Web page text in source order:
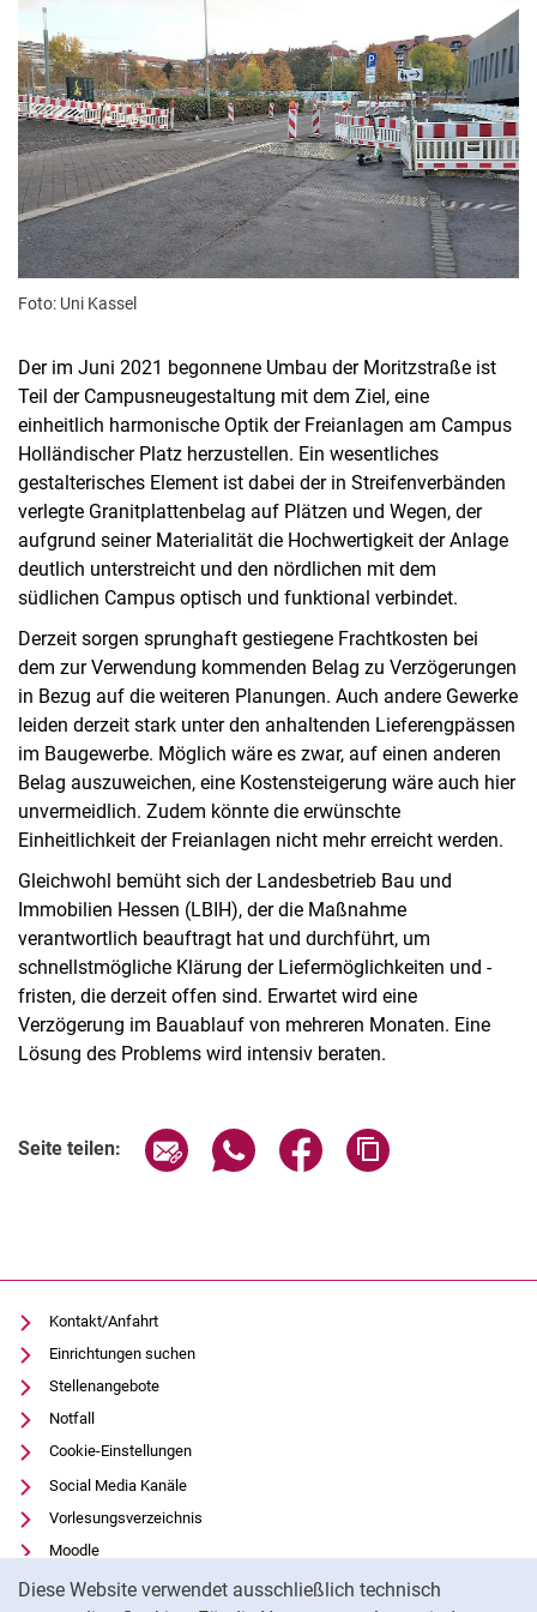
Diese Website verwendet ausschließlich technisch
Foto: Uni Kassel
Der im Juni 2021 begonnene Umbau der Moritzstraße ist
Teil der Campusneugestaltung mit dem Ziel, eine
einheitlich harmonische Optik der Freianlagen am Campus
Holländischer Platz herzustellen. Ein wesentliches
gestalterisches Element ist dabei der in Streifenverbänden
verlegte Granitplattenbelag auf Plätzen und Wegen, der
aufgrund seiner Materialität die Hochwertigkeit der Anlage
deutlich unterstreicht und den nördlichen mit dem
südlichen Campus optisch und funktional verbindet.
Derzeit sorgen sprunghaft gestiegene Frachtkosten bei
dem zur Verwendung kommenden Belag zu Verzögerungen
in Bezug auf die weiteren Planungen. Auch andere Gewerke
leiden derzeit stark unter den anhaltenden Lieferengpässen
im Baugewerbe. Möglich wäre es zwar, auf einen anderen
Belag auszuweichen, eine Kostensteigerung wäre auch hier
unvermeidlich. Zudem könnte die erwünschte
Einheitlichkeit der Freianlagen nicht mehr erreicht werden.
Gleichwohl bemüht sich der Landesbetrieb Bau und
Immobilien Hessen (LBIH), der die Maßnahme
verantwortlich beauftragt hat und durchführt, um
schnellstmögliche Klärung der Liefermöglichkeiten und -
fristen, die derzeit offen sind. Erwartet wird eine
Verzögerung im Bauablauf von mehreren Monaten. Eine
Lösung des Problems wird intensiv beraten.
Seite teilen: Seite über E-Mail teilen
Seite über WhatsApp teilen
Seite über Facebook
Kontakt/Anfahrt
Einrichtungen suchen
Stellenangebote
Notfall
Cookie-Einstellungen
Social Media Kanäle
Vorlesungsverzeichnis
Moodle
Panopto